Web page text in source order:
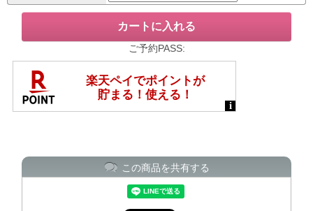
ご予約PASS:
この商品を共有する